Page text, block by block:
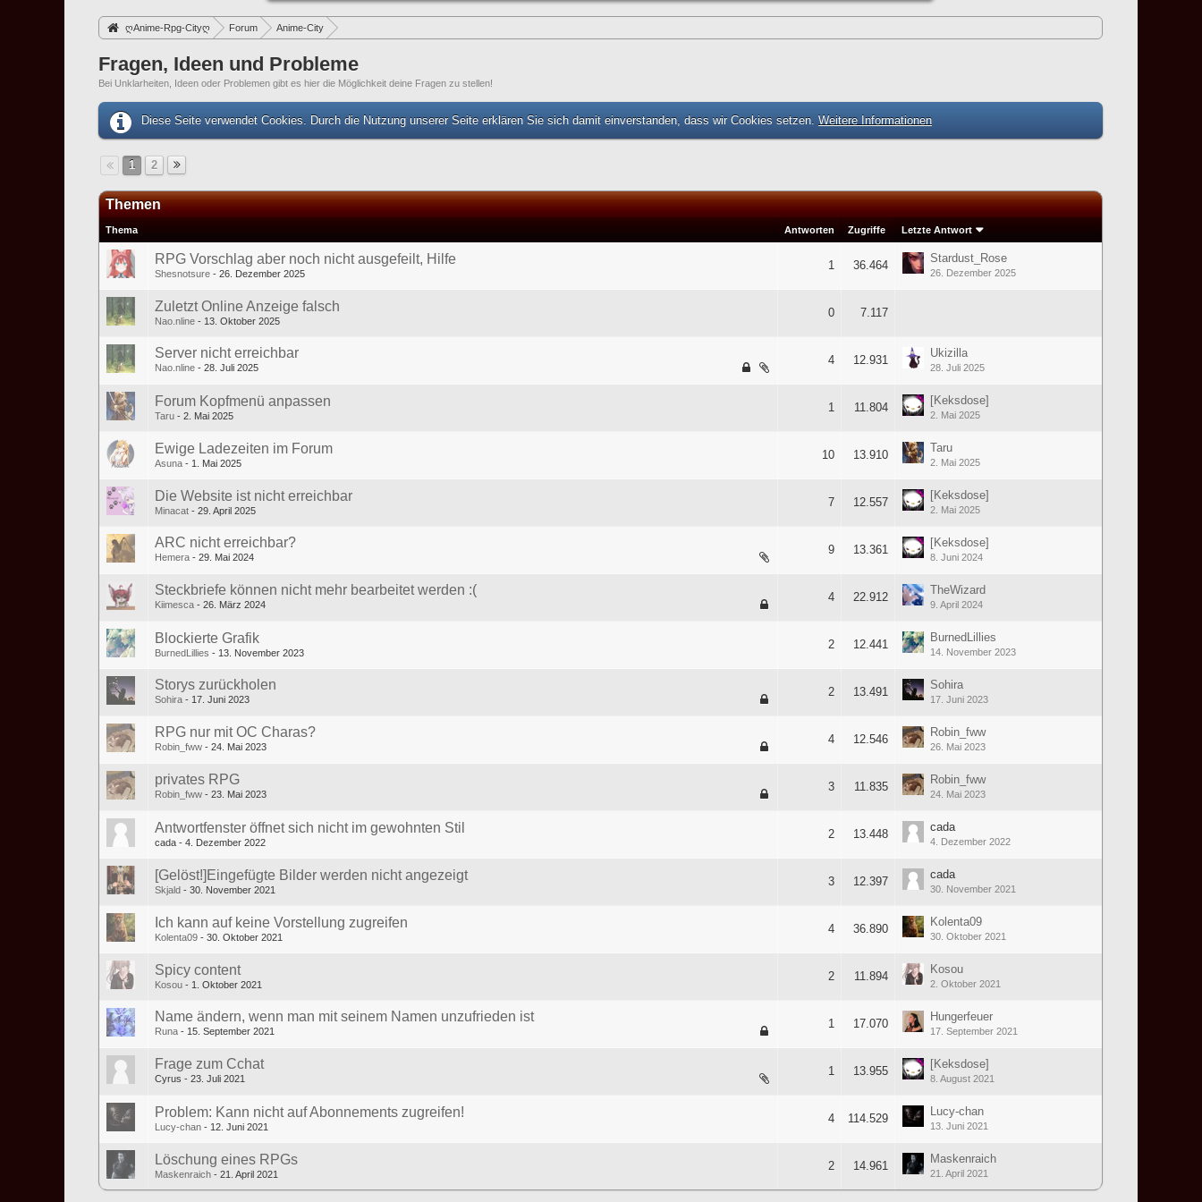
ღAnime-Rpg-Cityღ Forum Anime-City
Fragen, Ideen und Probleme
Bei Unklarheiten, Ideen oder Problemen gibt es hier die Möglichkeit deine Fragen zu stellen!
Diese Seite verwendet Cookies. Durch die Nutzung unserer Seite erklären Sie sich damit einverstanden, dass wir Cookies setzen. Weitere Informationen
1 2
Themen
Thema Antworten Zugriffe Letzte Antwort
RPG Vorschlag aber noch nicht ausgefeilt, Hilfe
Shesnotsure 26. Dezember 2025
1 36.464
Stardust_Rose
26. Dezember 2025
Zuletzt Online Anzeige falsch
Nao.nline 13. Oktober 2025
0 7.117
Server nicht erreichbar
Nao.nline 28. Juli 2025
4 12.931
Ukizilla
28. Juli 2025
Forum Kopfmenü anpassen
Taru 2. Mai 2025
1 11.804
[Keksdose]
2. Mai 2025
Ewige Ladezeiten im Forum
Asuna 1. Mai 2025
10 13.910
Taru
2. Mai 2025
Die Website ist nicht erreichbar
Minacat 29. April 2025
7 12.557
[Keksdose]
2. Mai 2025
ARC nicht erreichbar?
Hemera 29. Mai 2024
9 13.361
[Keksdose]
8. Juni 2024
Steckbriefe können nicht mehr bearbeitet werden :(
Kiimesca 26. März 2024
4 22.912
TheWizard
9. April 2024
Blockierte Grafik
BurnedLillies 13. November 2023
2 12.441
BurnedLillies
14. November 2023
Storys zurückholen
Sohira 17. Juni 2023
2 13.491
Sohira
17. Juni 2023
RPG nur mit OC Charas?
Robin_fww 24. Mai 2023
4 12.546
Robin_fww
26. Mai 2023
privates RPG
Robin_fww 23. Mai 2023
3 11.835
Robin_fww
24. Mai 2023
Antwortfenster öffnet sich nicht im gewohnten Stil
cada 4. Dezember 2022
2 13.448
cada
4. Dezember 2022
[Gelöst!]Eingefügte Bilder werden nicht angezeigt
Skjald 30. November 2021
3 12.397
cada
30. November 2021
Ich kann auf keine Vorstellung zugreifen
Kolenta09 30. Oktober 2021
4 36.890
Kolenta09
30. Oktober 2021
Spicy content
Kosou 1. Oktober 2021
2 11.894
Kosou
2. Oktober 2021
Name ändern, wenn man mit seinem Namen unzufrieden ist
Runa 15. September 2021
1 17.070
Hungerfeuer
17. September 2021
Frage zum Cchat
Cyrus 23. Juli 2021
1 13.955
[Keksdose]
8. August 2021
Problem: Kann nicht auf Abonnements zugreifen!
Lucy-chan 12. Juni 2021
4 114.529
Lucy-chan
13. Juni 2021
Löschung eines RPGs
Maskenraich 21. April 2021
2 14.961
Maskenraich
21. April 2021